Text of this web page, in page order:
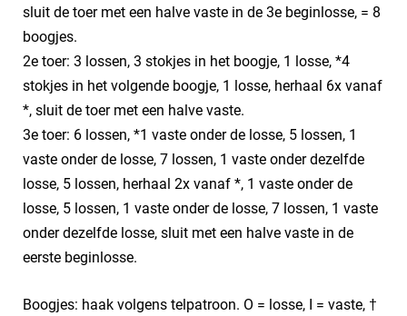
sluit de toer met een halve vaste in de 3e beginlosse, = 8
boogjes.
2e toer: 3 lossen, 3 stokjes in het boogje, 1 losse, *4
stokjes in het volgende boogje, 1 losse, herhaal 6x vanaf
*, sluit de toer met een halve vaste.
3e toer: 6 lossen, *1 vaste onder de losse, 5 lossen, 1
vaste onder de losse, 7 lossen, 1 vaste onder dezelfde
losse, 5 lossen, herhaal 2x vanaf *, 1 vaste onder de
losse, 5 lossen, 1 vaste onder de losse, 7 lossen, 1 vaste
onder dezelfde losse, sluit met een halve vaste in de
eerste beginlosse.
Boogjes: haak volgens telpatroon. O = losse, I = vaste, †